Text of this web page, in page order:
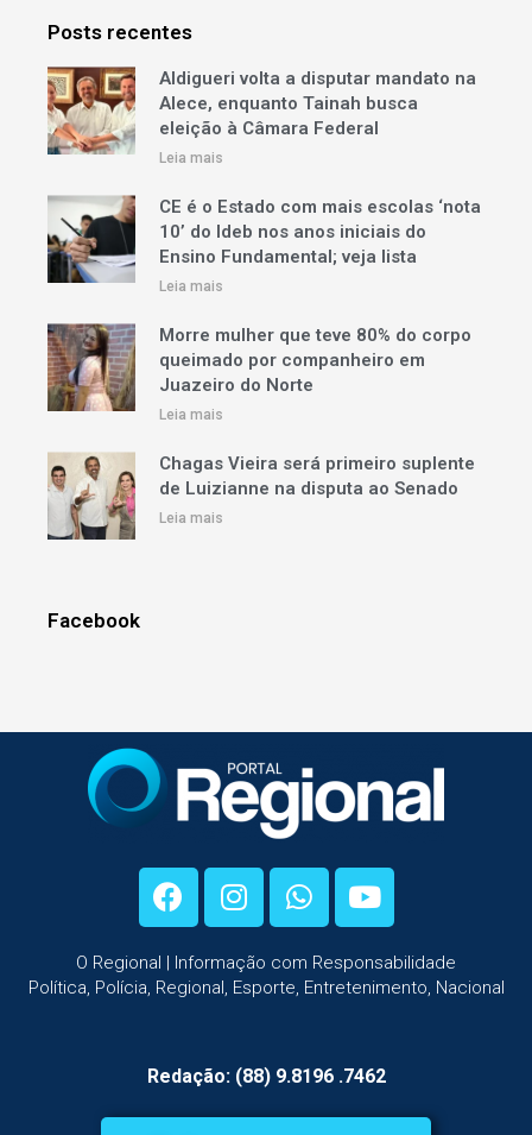
Posts recentes
Aldigueri volta a disputar mandato na
Alece, enquanto Tainah busca
eleição à Câmara Federal
Leia mais
CE é o Estado com mais escolas ‘nota
10’ do Ideb nos anos iniciais do
Ensino Fundamental; veja lista
Leia mais
Morre mulher que teve 80% do corpo
queimado por companheiro em
Juazeiro do Norte
Leia mais
Chagas Vieira será primeiro suplente
de Luizianne na disputa ao Senado
Leia mais
Facebook
O Regional | Informação com Responsabilidade
Política, Polícia, Regional, Esporte, Entretenimento, Nacional
Redação: (88) 9.8196 .7462